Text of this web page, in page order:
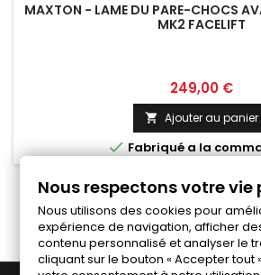
MAXTON - LAME DU PARE-CHOCS
MK2 FACELIFT
Prix
249,00 €
 Ajouter au panier
Fabriqué a la
Nous respectons votre vie
Nous utilisons des cookies pour
expérience de navigation, afficher
contenu personnalisé et analyser le
cliquant sur le bouton « Accepter tout